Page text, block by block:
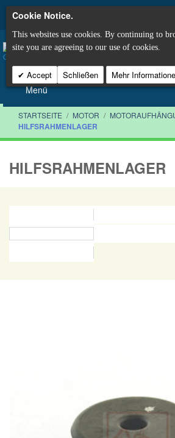
Menü
STARTSEITE / MOTOR /
HILFSRAHMENLAGER
HILFSRAHMENLAGER
Cookie Notice.
This websites use cookies. By continuing to
site you are agreeing to our use of cookies.
Accept Schließen Mehr